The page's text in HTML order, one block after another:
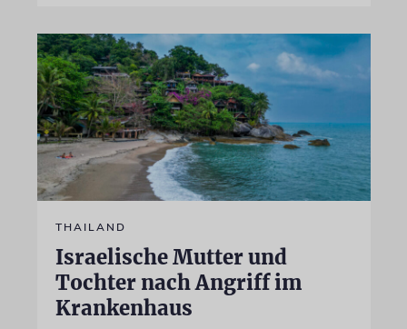
THAILAND
Israelische Mutter und
Tochter nach Angriff im
Krankenhaus